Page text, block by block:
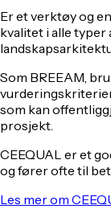
Er et verktøy og
kvalitet i alle typer
Som BREEAM,
som kan
prosjekt.
CEEQUAL er et
og fører ofte til
Les mer om